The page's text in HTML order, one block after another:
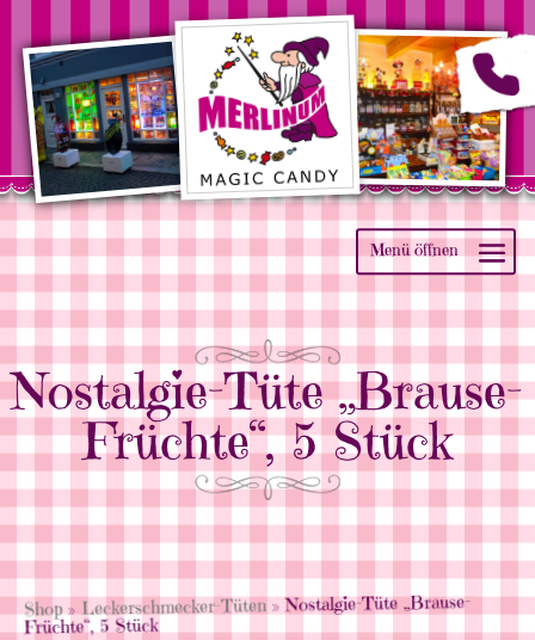
Nostalgie-Tüte „Brause-
Früchte“, 5 Stück
Shop» Leckerschmecker-Tüten» Nostalgie-Tüte „Brause-
Früchte“, 5 Stück